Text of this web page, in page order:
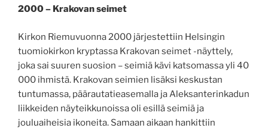
2000 – Krakovan seimet
Kirkon Riemuvuonna 2000 järjestettiin Helsingin
tuomiokirkon kryptassa Krakovan seimet -näyttely,
joka sai suuren suosion – seimiä kävi katsomassa yli 40
000 ihmistä. Krakovan seimien lisäksi keskustan
tuntumassa, päärautatieasemalla ja Aleksanterinkadun
liikkeiden näyteikkunoissa oli esillä seimiä ja
jouluaiheisia ikoneita. Samaan aikaan hankittiin